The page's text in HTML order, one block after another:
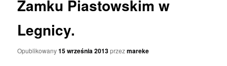
Zamku Piastowskim w
Legnicy.
Opublikowany15 września 2013przezmareke